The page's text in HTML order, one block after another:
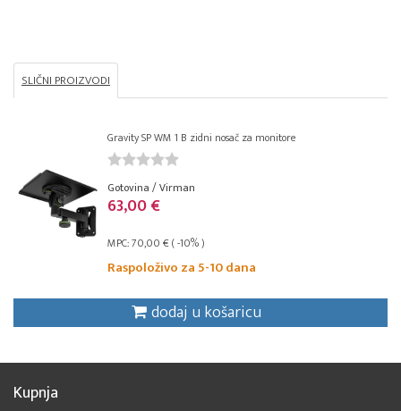
SLIČNI PROIZVODI
Gravity SP WM 1 B zidni nosač za monitore
Gotovina / Virman
63,00 €
MPC: 70,00 € ( -10% )
Raspoloživo za 5-10 dana
dodaj u košaricu
Kupnja